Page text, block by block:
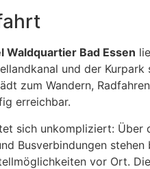
Waldquartier Bad Essen
und der
zum Wandern,
erreichbar.
sich unkompliziert: Über
Busverbindungen
vor Ort.